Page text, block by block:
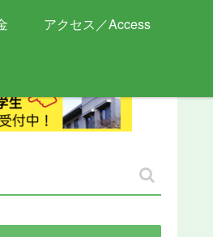
アクセス／Access